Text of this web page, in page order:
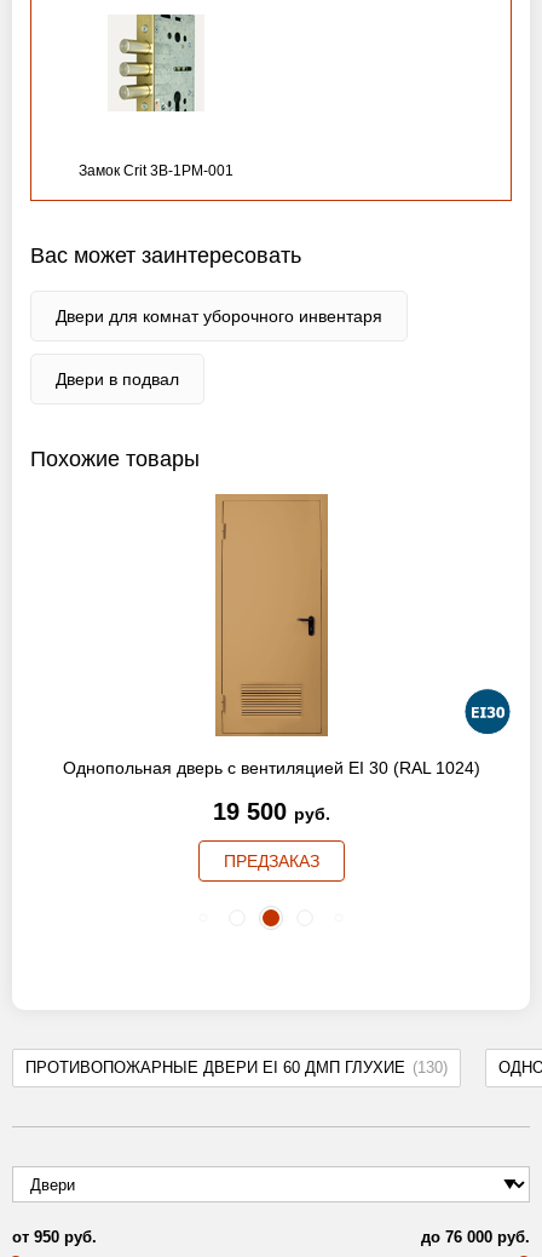
ПРОТИВОПОЖАРНЫЕ ДВЕРИ EI 60 ДМП ГЛУХИЕ (130)
от 950 руб. до 76 000 руб.
Замок Crit 3B-1PM-001
Вас может заинтересовать
Двери для комнат уборочного инвентаря
Двери в подвал
Похожие товары
Однопольная дверь с вентиляцией EI 30 (RAL 1024)
19 500 руб.
ПРЕДЗАКАЗ